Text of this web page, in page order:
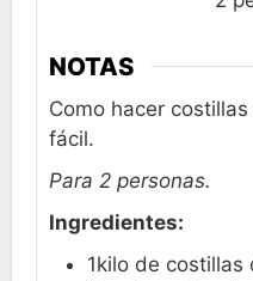
NOTAS
Como hacer
fácil.
Para 2 personas.
Ingredientes:
1kilo de costillas